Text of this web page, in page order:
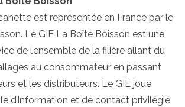
est représentée en France par le
Le GIE La Boîte Boisson est une
de l’ensemble de la filière allant du
au consommateur en passant
et les distributeurs. Le GIE joue
d’information et de contact privilégié